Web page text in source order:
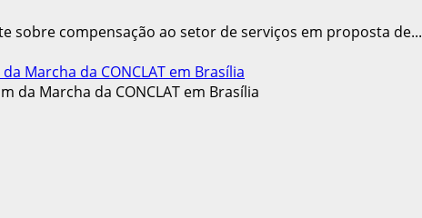
sobre compensação ao setor de serviços em proposta de...
Marcha da CONCLAT em Brasília